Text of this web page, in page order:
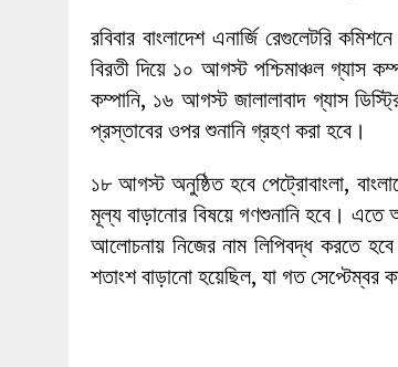
রবিবার বাংলাদেশ এনার্জি রেগুলেটরি
বিরতী দিয়ে ১০ আগস্ট পশ্চিমাঞ্চল গ্যাস
কম্পানি, ১৬ আগস্ট জালালাবাদ গ্যাস
প্রস্তাবের ওপর শুনানি গ্রহণ করা হবে।
১৮ আগস্ট অনুষ্ঠিত হবে পেট্রোবাংলা,
মূল্য বাড়ানোর বিষয়ে গণশুনানি হবে।
আলোচনায় নিজের নাম লিপিবদ্ধ করতে
শতাংশ বাড়ানো হয়েছিল, যা গত সেপ্টেম্বর